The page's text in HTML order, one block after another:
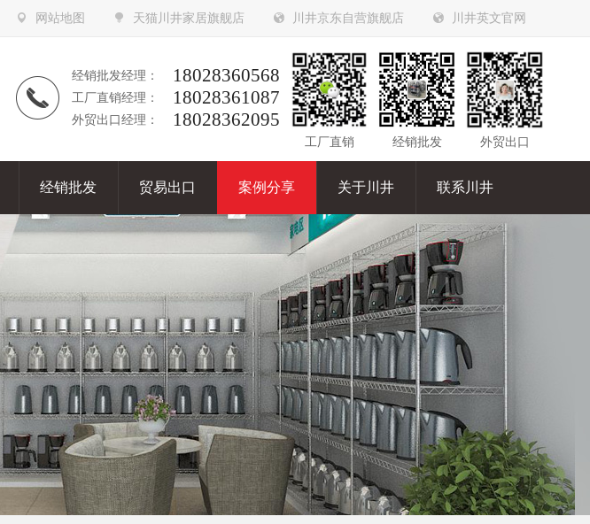
网站地图 天猫川井家居旗舰店 川井京东自营旗舰店 川井英文官网
经销批发经理： 18028360568
工厂直销经理： 18028361087
外贸出口经理： 18028362095
工厂直销 经销批发 外贸出口
经销批发 贸易出口 案例分享 关于川井 联系川井